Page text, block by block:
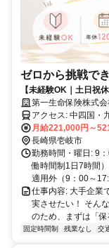
ゼロから挑戦で
【未経験OK｜土日祝
得✨女性が多数活躍中
第一生命保険株式会
アクセス: 中四国・九州・沖縄の営業オフィス ※希望以外での転勤な
し 【中国】鳥取、
媛、高知 【九州】
沖縄 <試用期間の勤務地> 入社後6ヶ月は、配属支社に近いキャリア
カレッジで研修を
談可能です。7ヶ月
の勤務となります
月給221,000円～
長崎県壱岐市
勤務時間・曜日: 9
働時間制1日7時間
適用外（9：00～
仕事内容: 大手企業
実させたい！ そん
のため、まずは「
固定時間制 残業なし 交